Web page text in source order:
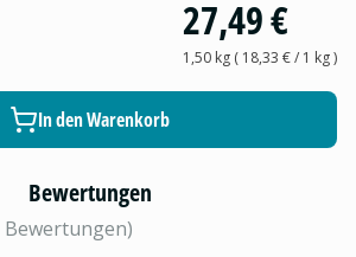
27,49 €
1,50 kg( 18,33 €/ 1 kg)
In den Warenkorb
Bewertungen
Bewertungen)